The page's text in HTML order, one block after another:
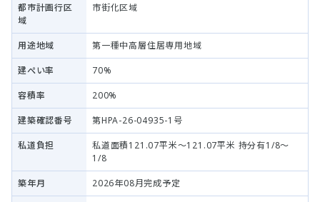
都市計画行区
域
市街化区域
用途地域 第一種中高層住居専用地域
建ぺい率 70%
容積率 200%
建築確認番号 第HPA-26-04935-1号
私道負担
私道面積121.07平米～121.07平米 持分有1/8～
1/8
築年月 2026年08月完成予定